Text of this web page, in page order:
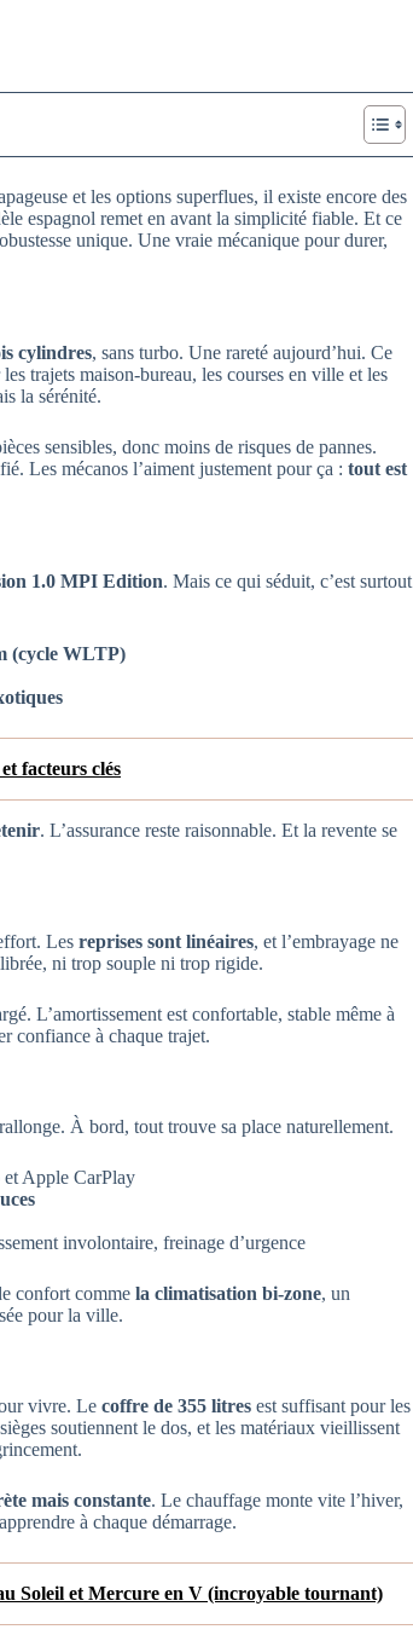
et les options superflues, il existe encore des
espagnol remet en avant la simplicité fiable. Et ce
unique. Une vraie mécanique pour durer,
cylindres, sans turbo. Une rareté aujourd’hui. Ce
trajets maison-bureau, les courses en ville et les
la sérénité.
sensibles, donc moins de risques de pannes.
Les mécanos l’aiment justement pour ça : tout est
1.0 MPI Edition. Mais ce qui séduit, c’est surtout
(cycle WLTP)
facteurs clés
. L’assurance reste raisonnable. Et la revente se
Les reprises sont linéaires, et l’embrayage ne
ni trop souple ni trop rigide.
L’amortissement est confortable, stable même à
confiance à chaque trajet.
À bord, tout trouve sa place naturellement.
Apple CarPlay
involontaire, freinage d’urgence
confort comme la climatisation bi-zone, un
pour la ville.
vivre. Le coffre de 355 litres est suffisant pour les
soutiennent le dos, et les matériaux vieillissent
mais constante. Le chauffage monte vite l’hiver,
à chaque démarrage.
Soleil et Mercure en V (incroyable tournant)